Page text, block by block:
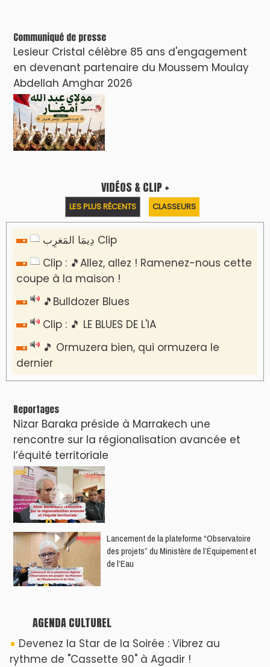
Communiqué de presse
Lesieur Cristal célèbre 85 ans d'engagement
en devenant partenaire du Moussem Moulay
Abdellah Amghar 2026
VIDÉOS & CLIP +
LES PLUS RÉCENTS CLASSEURS
دِيمَا المَغرِب Clip
Clip : 🎵Allez, allez ! Ramenez-nous cette
coupe à la maison !
🎵Bulldozer Blues
Clip : 🎵 LE BLUES DE L'IA
🎵 Ormuzera bien, qui ormuzera le
dernier
Reportages
Nizar Baraka préside à Marrakech une
rencontre sur la régionalisation avancée et
l’équité territoriale
​Lancement de la plateforme “Observatoire
des projets” du Ministère de l’Équipement et
de l’Eau
AGENDA CULTUREL
Devenez la Star de la Soirée : Vibrez au
rythme de "Cassette 90" à Agadir !